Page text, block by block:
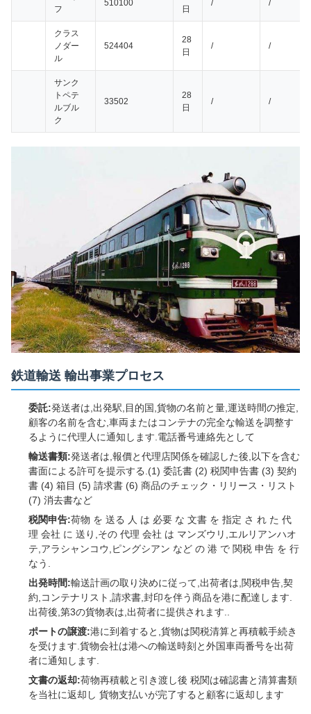
フ
510100
日
/ /
クラス
ノダー
ル
524404
28
日
/ /
サンク
トペテ
ルブル
ク
33502
28
日
/ /
鉄道輸送 輸出事業プロセス
委託:発送者は,出発駅,目的国,貨物の名前と量,運送時間の推定,
顧客の名前を含む,車両またはコンテナの完全な輸送を調整す
るように代理人に通知します.電話番号連絡先として
輸送書類:発送者は,報價と代理店関係を確認した後,以下を含む
書面による許可を提示する.(1) 委託書 (2) 税関申告書 (3) 契約
書 (4) 箱目 (5) 請求書 (6) 商品のチェック・リリース・リスト
(7) 消去書など
税関申告:荷物 を 送る 人 は 必要 な 文書 を 指定 さ れ た 代
理 会社 に 送り,その 代理 会社 は マンズウリ,エルリアンハオ
テ,アラシャンコウ,ピングシアン など の 港 で 関税 申告 を 行
なう.
出発時間:輸送計画の取り決めに従って,出荷者は,関税申告,契
約,コンテナリスト,請求書,封印を伴う商品を港に配達します.
出荷後,第3の貨物表は,出荷者に提供されます..
ポートの譲渡:港に到着すると,貨物は関税清算と再積載手続き
を受けます.貨物会社は港への輸送時刻と外国車両番号を出荷
者に通知します.
文書の返却:荷物再積載と引き渡し後 税関は確認書と清算書類
を当社に返却し 貨物支払いが完了すると顧客に返却します